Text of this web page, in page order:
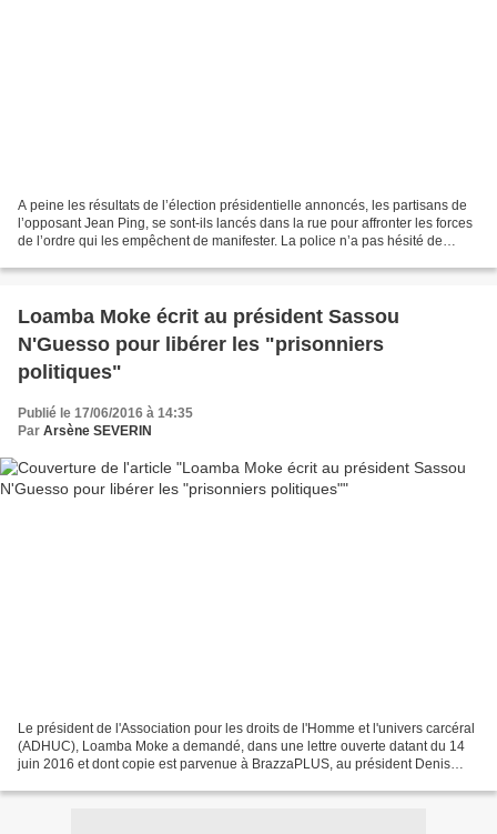
A peine les résultats de l’élection présidentielle annoncés, les partisans de
l’opposant Jean Ping, se sont-ils lancés dans la rue pour affronter les forces
de l’ordre qui les empêchent de manifester. La police n’a pas hésité de
Loamba Moke écrit au président Sassou
N'Guesso pour libérer les "prisonniers
politiques"
Publié le 17/06/2016 à 14:35
Par Arsène SEVERIN
Le président de l'Association pour les droits de l'Homme et l'univers carcéral
(ADHUC), Loamba Moke a demandé, dans une lettre ouverte datant du 14
juin 2016 et dont copie est parvenue à BrazzaPLUS, au président Denis